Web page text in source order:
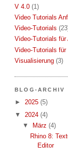
V 4.0 (1)
Video Tutorials
Video-Tutorials
Video-Tutorials für
Video-Tutorials
Visualisierung (3)
BLOG-ARCHIV
► 2025 (5)
▼ 2024 (4)
▼
März (4)
Rhino 8:
Editor